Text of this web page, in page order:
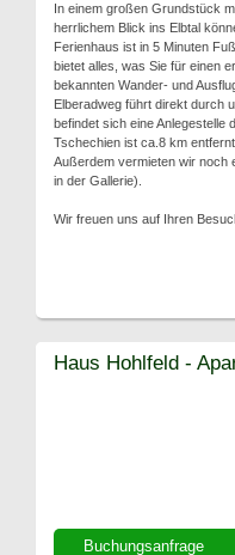
In einem großen Grundstück
herrlichem Blick ins Elbtal
Ferienhaus ist in 5 Minuten
bietet alles, was Sie für einen
bekannten Wander- und
Elberadweg führt direkt durch
befindet sich eine Anlegestelle
Tschechien ist ca.8 km entfernt.
Außerdem vermieten wir noch
in der Gallerie).
Wir freuen uns auf Ihren
Buchungsanfrage
Haus Hohlfeld -